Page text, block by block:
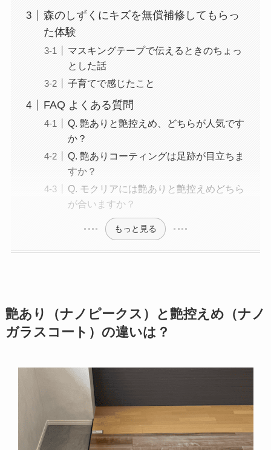
森のしずくにキズを無償補修してもらっ
た体験
マスキングテープで伝えるときのちょっ
とした話
子育てで感じたこと
FAQ よくある質問
Q. 艶ありと艶控えめ、どちらが人気です
か？
Q. 艶ありコーティングは足跡が目立ちま
すか？
Q. モクリアには艶ありと艶控えめどちら
が合いますか？
もっと見る
艶あり（ナノピークス）と艶控えめ（ナノ
ガラスコート）の違いは？